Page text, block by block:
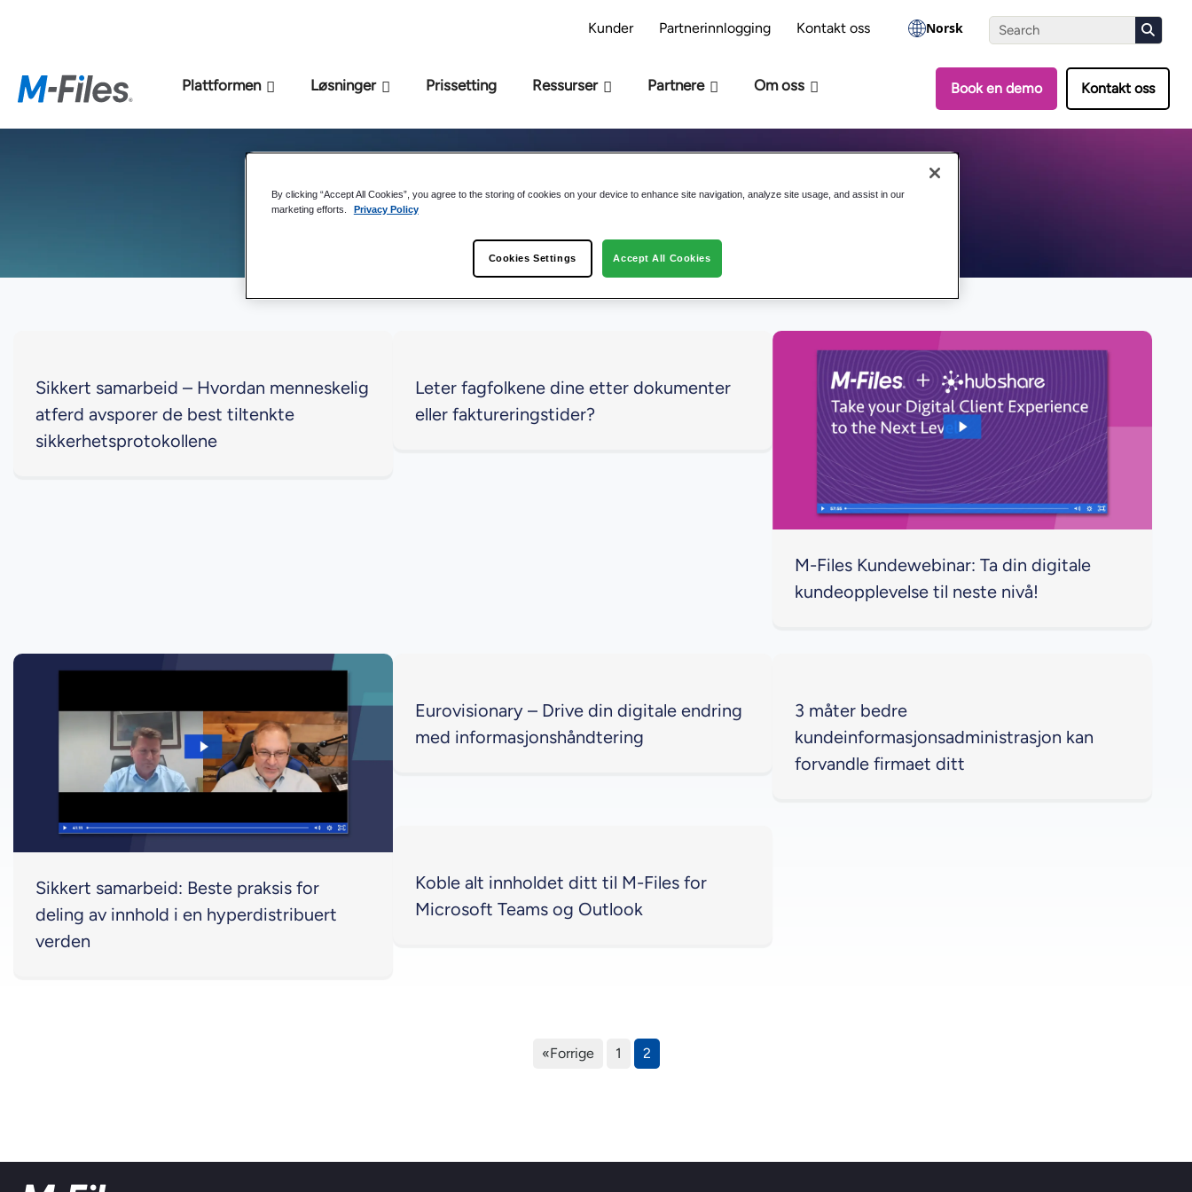
Kunder Partnerinnlogging Kontakt oss Norsk
Plattformen Løsninger Prissetting Ressurser Partnere Om oss Book en demo Kontakt oss
Webinarer
Sikkert samarbeid – Hvordan menneskelig
atferd avsporer de best tiltenkte
sikkerhetsprotokollene
Leter fagfolkene dine etter dokumenter
eller faktureringstider?
M-Files Kundewebinar: Ta din digitale
kundeopplevelse til neste nivå!
Sikkert samarbeid: Beste praksis for
deling av innhold i en hyperdistribuert
verden
Eurovisionary – Drive din digitale endring
med informasjonshåndtering
3 måter bedre
kundeinformasjonsadministrasjon kan
forvandle firmaet ditt
Koble alt innholdet ditt til M-Files for
Microsoft Teams og Outlook
«Forrige 1 2
Ny M-Files AI-beredskapsmodell – Er du klar for AI? Ta vurderingen
By clicking “Accept All Cookies”, you agree to the storing of cookies on your device to enhance site navigation, analyze site usage, and assist in our
marketing efforts.
Privacy Policy
Cookies Settings Accept All Cookies